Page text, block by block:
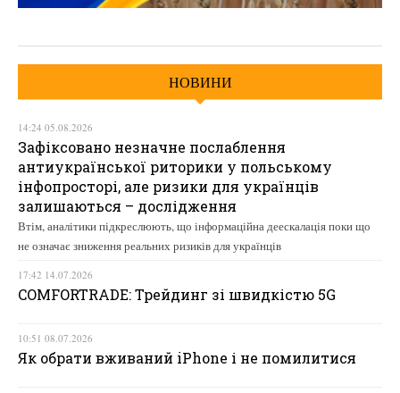
НОВИНИ
14:24 05.08.2026
Зафіксовано незначне послаблення
антиукраїнської риторики у польському
інфопросторі, але ризики для українців
залишаються – дослідження
Втім, аналітики підкреслюють, що інформаційна деескалація поки що
не означає зниження реальних ризиків для українців
17:42 14.07.2026
COMFORTRADE: Трейдинг зі швидкістю 5G
10:51 08.07.2026
Як обрати вживаний iPhone і не помилитися